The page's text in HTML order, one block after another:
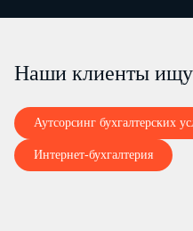
Наши клиенты
Аутсорсинг бухгалтерских
Интернет-бухгалтерия